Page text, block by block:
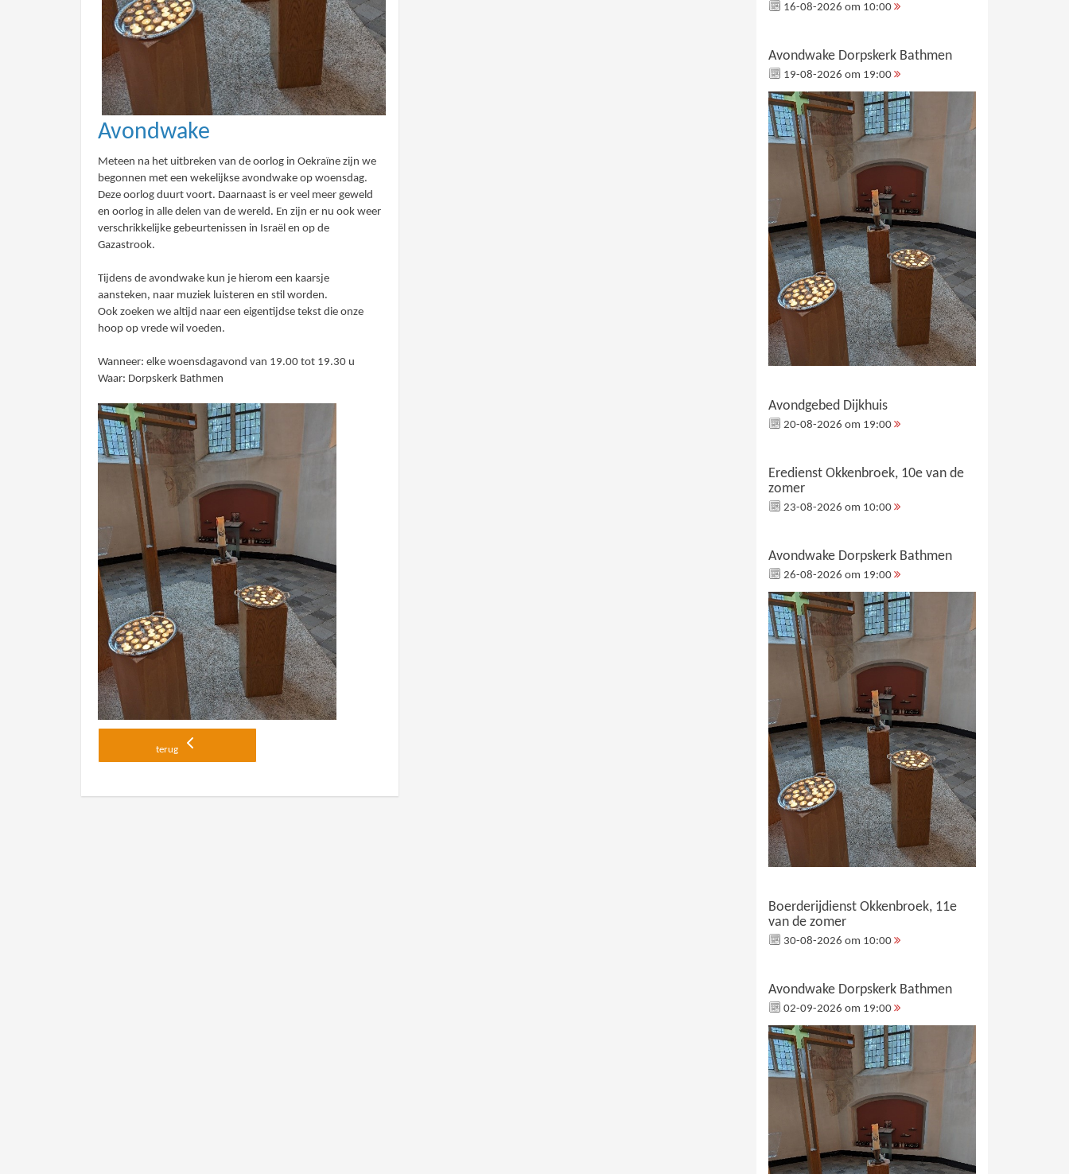
Avondwake
Meteen na het uitbreken van de oorlog in Oekraïne zijn we
begonnen met een wekelijkse avondwake op woensdag.
Deze oorlog duurt voort. Daarnaast is er veel meer geweld
en oorlog in alle delen van de wereld. En zijn er nu ook weer
verschrikkelijke gebeurtenissen in Israël en op de
Gazastrook.
Tijdens de avondwake kun je hierom een kaarsje
aansteken, naar muziek luisteren en stil worden.
Ook zoeken we altijd naar een eigentijdse tekst die onze
hoop op vrede wil voeden.
Wanneer: elke woensdagavond van 19.00 tot 19.30 u
Waar: Dorpskerk Bathmen
terug
16-08-2026 om 10:00
Avondwake Dorpskerk Bathmen
19-08-2026 om 19:00
Avondgebed Dijkhuis
20-08-2026 om 19:00
Eredienst Okkenbroek, 10e van de
zomer
23-08-2026 om 10:00
Avondwake Dorpskerk Bathmen
26-08-2026 om 19:00
Boerderijdienst Okkenbroek, 11e
van de zomer
30-08-2026 om 10:00
Avondwake Dorpskerk Bathmen
02-09-2026 om 19:00